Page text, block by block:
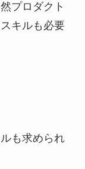
プロダクト
キルも必要
も求められ